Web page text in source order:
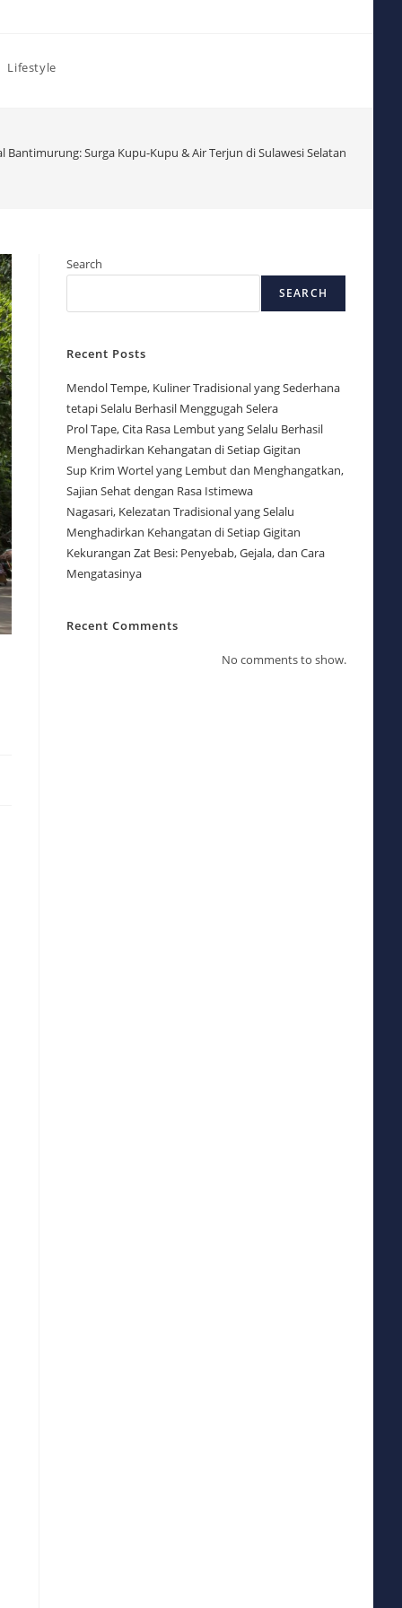
Lifestyle
Bantimurung: Surga Kupu-Kupu & Air Terjun di Sulawesi Selatan
Search
SEARCH
Recent Posts
Mendol Tempe, Kuliner Tradisional yang Sederhana
tetapi Selalu Berhasil Menggugah Selera
Prol Tape, Cita Rasa Lembut yang Selalu Berhasil
Menghadirkan Kehangatan di Setiap Gigitan
Sup Krim Wortel yang Lembut dan Menghangatkan,
Sajian Sehat dengan Rasa Istimewa
Nagasari, Kelezatan Tradisional yang Selalu
Menghadirkan Kehangatan di Setiap Gigitan
Kekurangan Zat Besi: Penyebab, Gejala, dan Cara
Mengatasinya
Recent Comments
No comments to show.